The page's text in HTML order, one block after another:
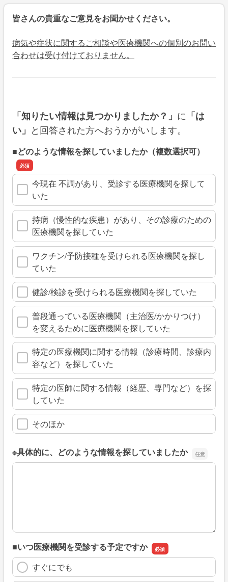
皆さんの貴重なご意見をお聞かせください。
病気や症状に関するご相談や医療機関への個別のお問い
合わせは受け付けておりません。
「知りたい情報は見つかりましたか？」 に 「は
い」 と回答された方へおうかがいします。
■どのような情報を探していましたか（複数選択可）
今現在 不調があり、受診する医療機関を探して
いた
持病（慢性的な疾患）があり、その診療のための
医療機関を探していた
ワクチン/予防接種を受けられる医療機関を探し
ていた
健診/検診を受けられる医療機関を探していた
普段通っている医療機関（主治医/かかりつけ）
を変えるために医療機関を探していた
特定の医療機関に関する情報（診療時間、診療内
容など）を探していた
特定の医師に関する情報（経歴、専門など）を探
していた
そのほか
※具体的に、どのような情報を探していましたか
※具体的に、どのような情報を探していましたか
■いつ医療機関を受診する予定ですか
すぐにでも